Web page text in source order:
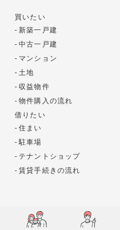
買いたい
新築一戸建
中古一戸建
マンション
土地
収益物件
物件購入の流れ
借りたい
住まい
駐車場
テナントショップ
賃貸手続きの流れ